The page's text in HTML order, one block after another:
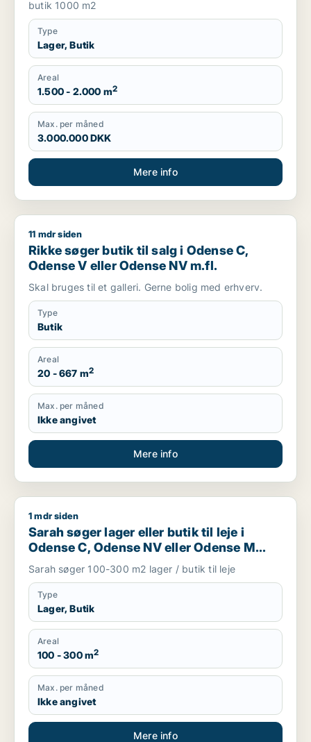
butik 1000 m2
Type
Lager, Butik
Areal
1.500 - 2.000 m2
Max. per måned
3.000.000 DKK
Mere info
Rikke søger butik til salg i Odense C, Odense V eller
11 mdr siden
Rikke søger butik til salg i Odense C,
Odense V eller Odense NV m.fl.
Skal bruges til et galleri. Gerne bolig med erhverv.
Type
Butik
Areal
20 - 667 m2
Max. per måned
Ikke angivet
Mere info
Sarah søger lager eller butik til leje i Odense C, Odense NV
1 mdr siden
Sarah søger lager eller butik til leje i
Odense C, Odense NV eller Odense M
m.fl.
Sarah søger 100-300 m2 lager / butik til leje
Type
Lager, Butik
Areal
100 - 300 m2
Max. per måned
Ikke angivet
Mere info